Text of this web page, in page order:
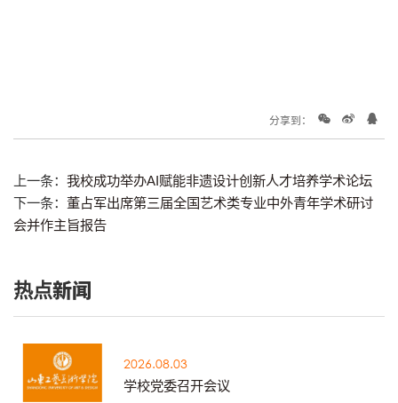
分享到：
上一条： 我校成功举办AI赋能非遗设计创新人才培养学术论坛
下一条： 董占军出席第三届全国艺术类专业中外青年学术研讨
会并作主旨报告
热点新闻
2026.08.03
学校党委召开会议